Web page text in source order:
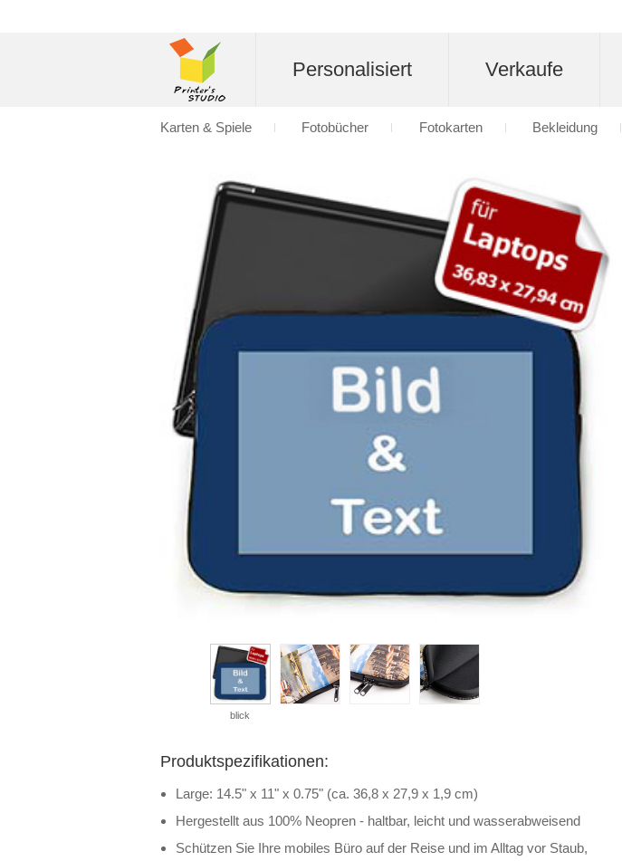
blick
Produktspezifikationen:
Large: 14.5" x 11" x 0.75" (ca. 36,8 x 27,9 x 1,9 cm)
Hergestellt aus 100% Neopren - haltbar, leicht und wasserabweisend
Schützen Sie Ihre mobiles Büro auf der Reise und im Alltag vor Staub,
Personalisiert Verkaufe
Karten & Spiele Fotobücher Fotokarten Bekleidung